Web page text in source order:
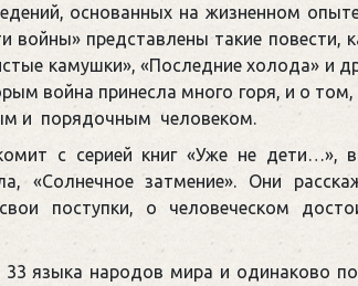
основанных на жизненном
войны» представлены такие повести,
камушки», «Последние холода» и
война принесла много горя, и о
и порядочным человеком.
с серией книг «Уже не дети…»,
«Солнечное затмение». Они
поступки, о человеческом
языка народов мира и одинаково